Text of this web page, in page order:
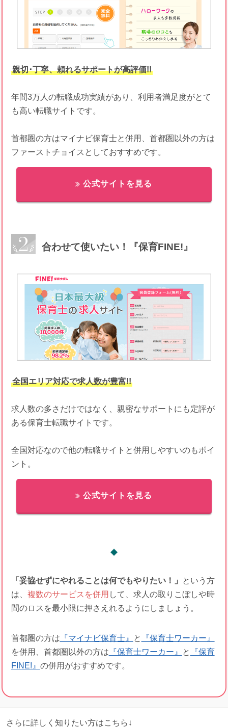
親切･丁寧、頼れるサポートが高評価!!
年間3万人の転職成功実績があり、利用者満足度がとて
も高い転職サイトです。
首都圏の方はマイナビ保育士と併用、首都圏以外の方は
ファーストチョイスとしておすすめです。
公式サイトを見る
合わせて使いたい！『保育FINE!』
全国エリア対応で求人数が豊富!!
求人数の多さだけではなく、親密なサポートにも定評が
ある保育士転職サイトです。
全国対応なので他の転職サイトと併用しやすいのもポイ
ント。
公式サイトを見る
「妥協せずにやれることは何でもやりたい！」
という方
は、 複数のサービスを併用 して、求人の取りこぼしや時
間のロスを最小限に押さえれるようにしましょう。
首都圏の方は 『マイナビ保育士』 と
『保育士ワーカー』
を併用、首都圏以外の方は 『保育士ワーカー』 と
『保育
FINE!』 の併用がおすすめです。
さらに詳しく知りたい方はこちら↓